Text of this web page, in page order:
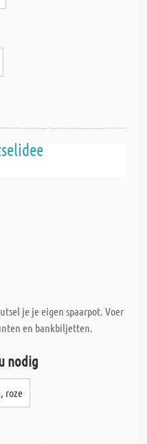
je je eigen spaarpot. Voer
en bankbiljetten.
nodig
roze